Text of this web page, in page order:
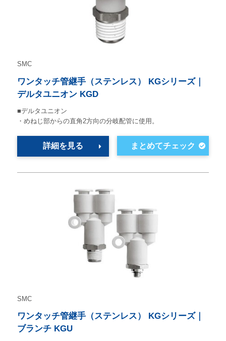
SMC
ワンタッチ管継手（ステンレス） KGシリーズ｜
デルタユニオン KGD
■デルタユニオン
・めねじ部からの直角2方向の分岐配管に使用。
詳細を見る
SMC
ワンタッチ管継手（ステンレス） KGシリーズ｜
ブランチ KGU